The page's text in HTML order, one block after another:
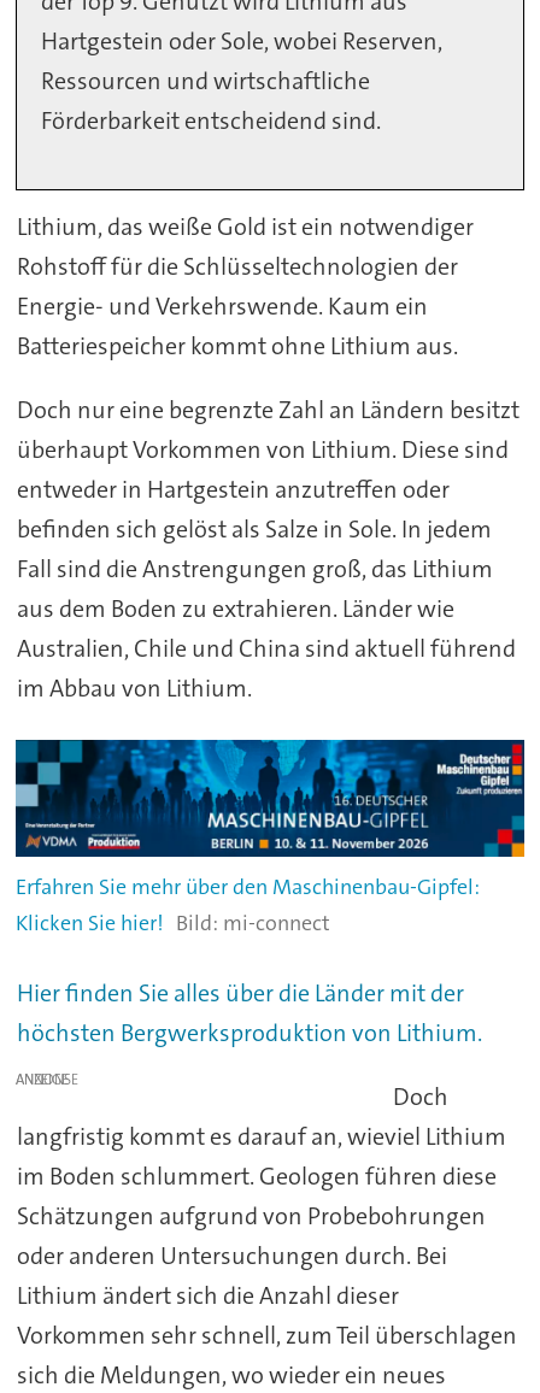
Hartgestein oder Sole, wobei Reserven,
Ressourcen und wirtschaftliche
Förderbarkeit entscheidend sind.
Lithium, das weiße Gold ist ein notwendiger
Rohstoff für die Schlüsseltechnologien der
Energie- und Verkehrswende. Kaum ein
Batteriespeicher kommt ohne Lithium aus.
Doch nur eine begrenzte Zahl an Ländern besitzt
überhaupt Vorkommen von Lithium. Diese sind
entweder in Hartgestein anzutreffen oder
befinden sich gelöst als Salze in Sole. In jedem
Fall sind die Anstrengungen groß, das Lithium
aus dem Boden zu extrahieren. Länder wie
Australien, Chile und China sind aktuell führend
im Abbau von Lithium.
Erfahren Sie mehr über den Maschinenbau-Gipfel:
Klicken Sie hier!
mi-connect
Hier finden Sie alles über die Länder mit der
höchsten Bergwerksproduktion von Lithium.
ANZEIGE
Doch
langfristig kommt es darauf an, wieviel Lithium
im Boden schlummert. Geologen führen diese
Schätzungen aufgrund von Probebohrungen
oder anderen Untersuchungen durch. Bei
Lithium ändert sich die Anzahl dieser
Vorkommen sehr schnell, zum Teil überschlagen
sich die Meldungen, wo wieder ein neues